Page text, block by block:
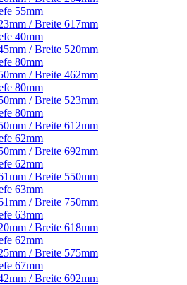
55mm
/ Breite 617mm
40mm
/ Breite 520mm
80mm
/ Breite 462mm
80mm
/ Breite 523mm
80mm
/ Breite 612mm
62mm
/ Breite 692mm
62mm
/ Breite 550mm
63mm
/ Breite 750mm
63mm
/ Breite 618mm
62mm
/ Breite 575mm
67mm
/ Breite 692mm